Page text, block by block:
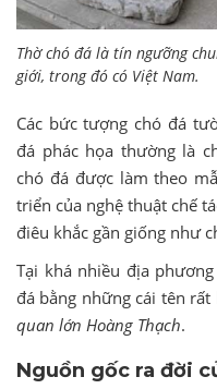
Thờ chó đá là tín ngưỡng
giới, trong đó có Việt Nam.
Các bức tượng chó đá
đá phác họa thường là
chó đá được làm theo
triển của nghệ thuật chế
điêu khắc gần giống như
Tại khá nhiều địa
đá bằng những cái tên rất
quan lớn Hoàng Thạch.
Nguồn gốc ra đời